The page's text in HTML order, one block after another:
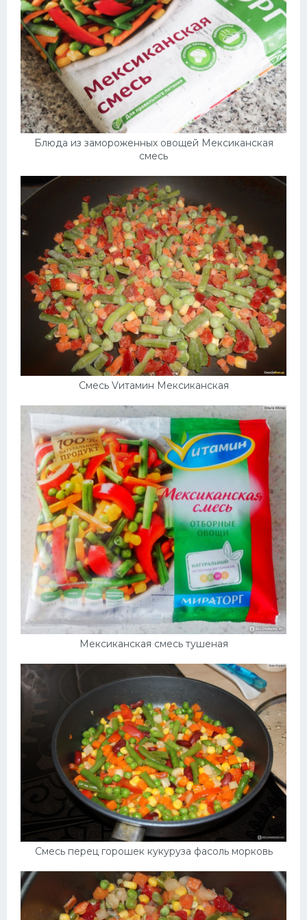
Блюда из замороженных овощей Мексиканская
смесь
Смесь Vитамин Мексиканская
Мексиканская смесь тушеная
Смесь перец горошек кукуруза фасоль морковь